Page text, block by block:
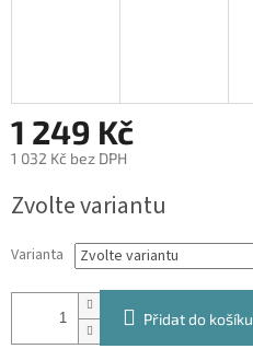
1 249 Kč
1 032 Kč bez DPH
cena:
Zvolte variantu
Varianta
Přidat do košíku